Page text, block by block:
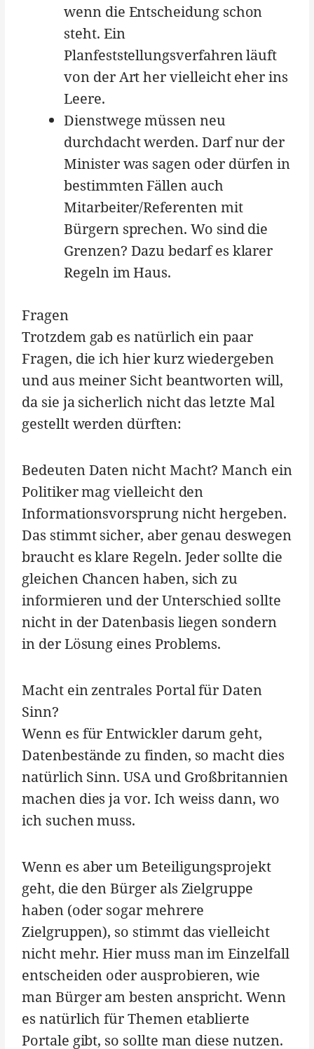
wenn die Entscheidung schon
steht. Ein
Planfeststellungsverfahren läuft
von der Art her vielleicht eher ins
Leere.
Dienstwege müssen neu
durchdacht werden. Darf nur der
Minister was sagen oder dürfen in
bestimmten Fällen auch
Mitarbeiter/Referenten mit
Bürgern sprechen. Wo sind die
Grenzen? Dazu bedarf es klarer
Regeln im Haus.
Fragen
Trotzdem gab es natürlich ein paar
Fragen, die ich hier kurz wiedergeben
und aus meiner Sicht beantworten will,
da sie ja sicherlich nicht das letzte Mal
gestellt werden dürften:
Bedeuten Daten nicht Macht? Manch ein
Politiker mag vielleicht den
Informationsvorsprung nicht hergeben.
Das stimmt sicher, aber genau deswegen
braucht es klare Regeln. Jeder sollte die
gleichen Chancen haben, sich zu
informieren und der Unterschied sollte
nicht in der Datenbasis liegen sondern
in der Lösung eines Problems.
Macht ein zentrales Portal für Daten
Sinn?
Wenn es für Entwickler darum geht,
Datenbestände zu finden, so macht dies
natürlich Sinn. USA und Großbritannien
machen dies ja vor. Ich weiss dann, wo
ich suchen muss.
Wenn es aber um Beteiligungsprojekt
geht, die den Bürger als Zielgruppe
haben (oder sogar mehrere
Zielgruppen), so stimmt das vielleicht
nicht mehr. Hier muss man im Einzelfall
entscheiden oder ausprobieren, wie
man Bürger am besten anspricht. Wenn
es natürlich für Themen etablierte
Portale gibt, so sollte man diese nutzen.